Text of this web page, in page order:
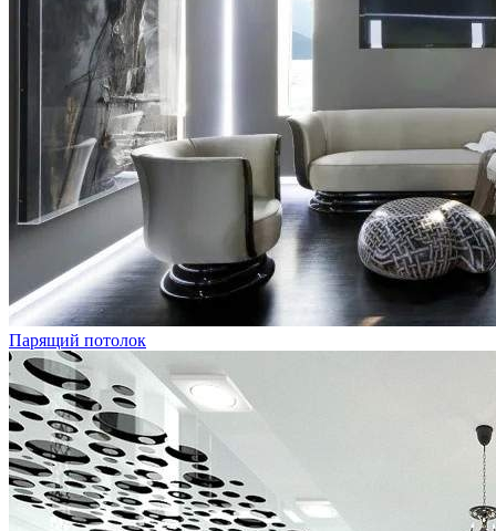
Парящий потолок